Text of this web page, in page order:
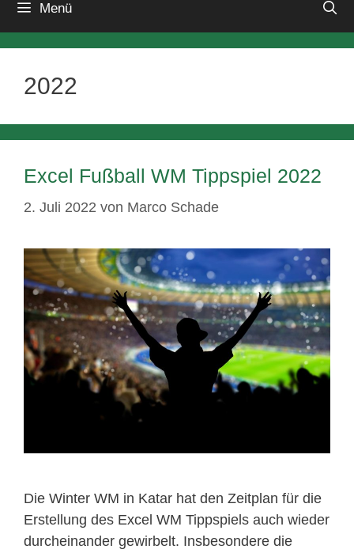
Menü
2022
Excel Fußball WM Tippspiel 2022
2. Juli 2022 von Marco Schade
Die Winter WM in Katar hat den Zeitplan für die
Erstellung des Excel WM Tippspiels auch wieder
durcheinander gewirbelt. Insbesondere die